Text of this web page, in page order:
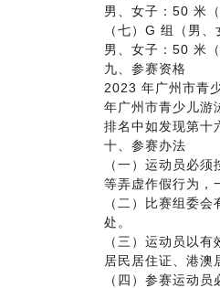
男、女子：50 米
（七）G 组（男
男、女子：50 米
九、参赛资格
2023 年广州市青
年广州市青少儿游
排名中如发现第十
十、参赛办法
（一）运动员必
等弄虚作假行为，
（二）比赛组委
处。
（三）运动员以
居民居住证、港澳
（四）参赛运动